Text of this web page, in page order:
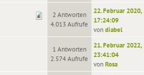
2 Antworten
4.013 Aufrufe
22. Februar 2020,
17:24:09
vondiabel
1 Antworten
2.574 Aufrufe
21. Februar 2022,
23:41:04
vonRosa